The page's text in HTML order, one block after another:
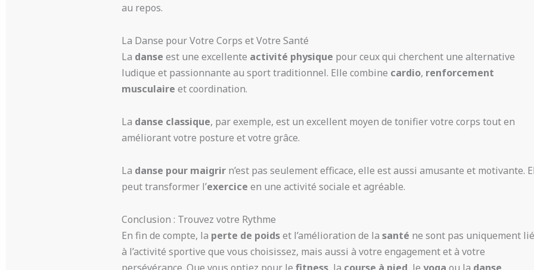
au repos.
La Danse pour Votre Corps et Votre Santé
La danse est une excellente activité physique pour ceux qui cherchent une alternative
ludique et passionnante au sport traditionnel. Elle combine cardio, renforcement
musculaire et coordination.
La danse classique, par exemple, est un excellent moyen de tonifier votre corps tout en
améliorant votre posture et votre grâce.
La danse pour maigrir n’est pas seulement efficace, elle est aussi amusante et motivante.
peut transformer l’exercice en une activité sociale et agréable.
Conclusion : Trouvez votre Rythme
En fin de compte, la perte de poidset l’amélioration de lasanté ne sont pas uniquement
à l’activité sportive que vous choisissez, mais aussi à votre engagement et à votre